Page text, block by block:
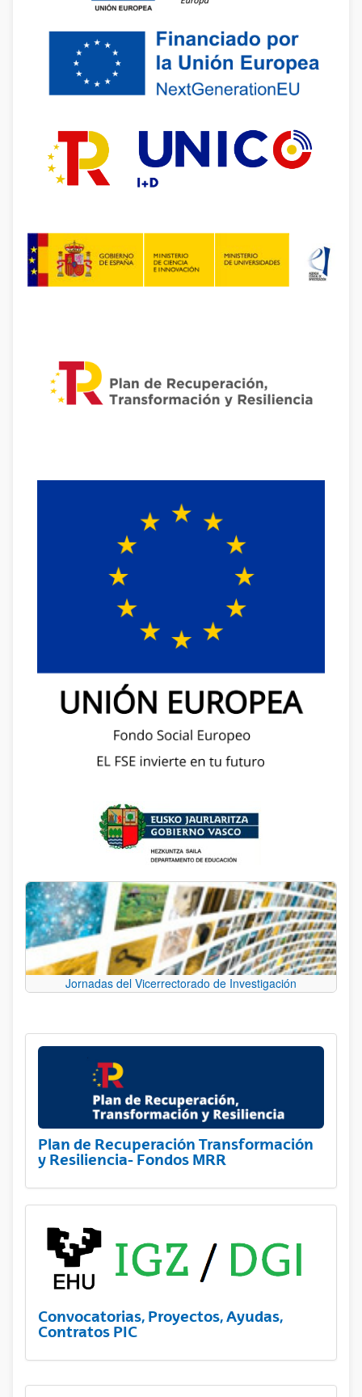
Jornadas del Vicerrectorado de Investigación
Plan de Recuperación Transformación
y Resiliencia- Fondos MRR
Convocatorias, Proyectos, Ayudas,
Contratos PIC